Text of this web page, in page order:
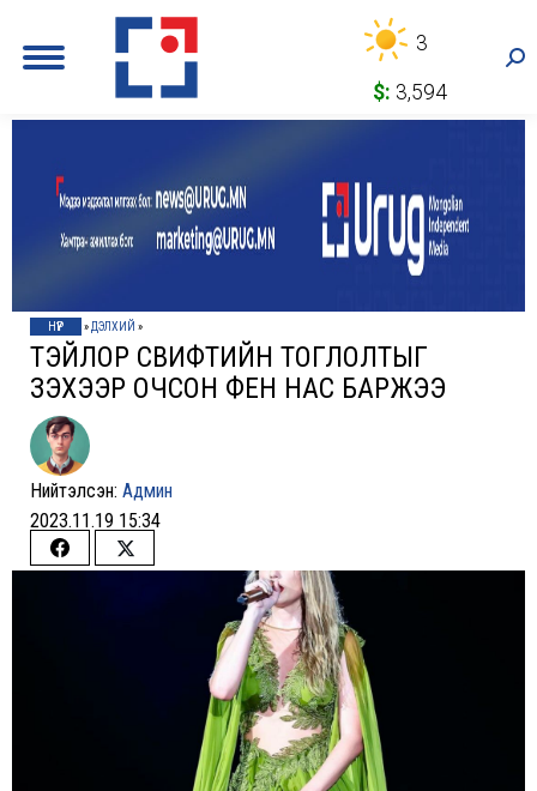
3
$: 3,594
НҮҮР »ДЭЛХИЙ »
ТЭЙЛОР СВИФТИЙН ТОГЛОЛТЫГ
ҮЗЭХЭЭР ОЧСОН ФЕН НАС БАРЖЭЭ
Нийтэлсэн: Админ
2023.11.19 15:34
Share
Share